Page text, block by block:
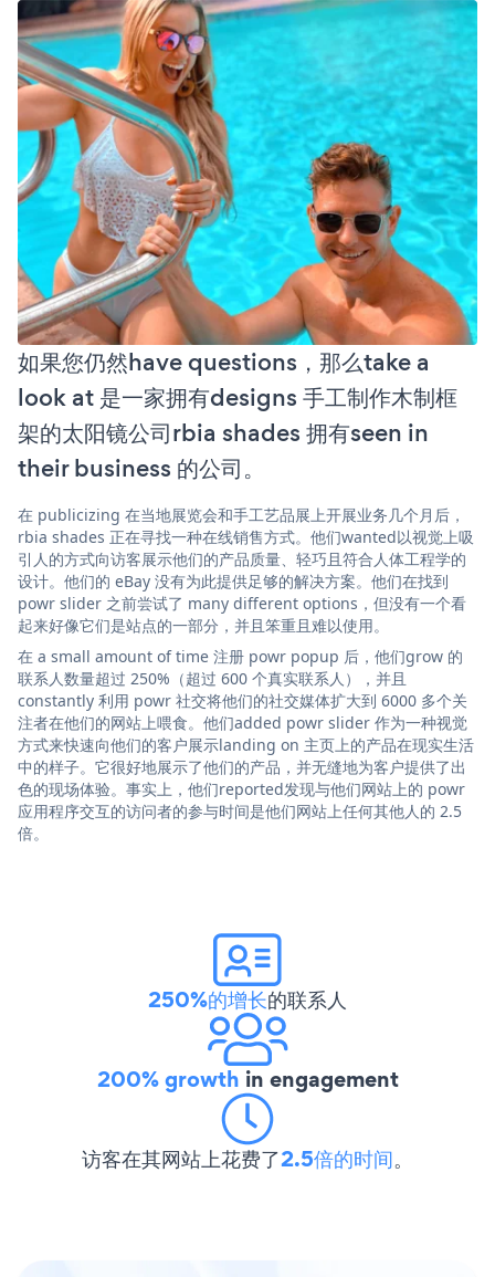
如果您仍然have questions，那么take a
look at 是一家拥有designs 手工制作木制框
架的太阳镜公司rbia shades 拥有seen in
their business 的公司。
在 publicizing 在当地展览会和手工艺品展上开展业务几个月后，
rbia shades 正在寻找一种在线销售方式。他们wanted以视觉上吸
引人的方式向访客展示他们的产品质量、轻巧且符合人体工程学的
设计。他们的 eBay 没有为此提供足够的解决方案。他们在找到
powr slider 之前尝试了 many different options，但没有一个看
起来好像它们是站点的一部分，并且笨重且难以使用。
在 a small amount of time 注册 powr popup 后，他们grow 的
联系人数量超过 250%（超过 600 个真实联系人），并且
constantly 利用 powr 社交将他们的社交媒体扩大到 6000 多个关
注者在他们的网站上喂食。他们added powr slider 作为一种视觉
方式来快速向他们的客户展示landing on 主页上的产品在现实生活
中的样子。它很好地展示了他们的产品，并无缝地为客户提供了出
色的现场体验。事实上，他们reported发现与他们网站上的 powr
应用程序交互的访问者的参与时间是他们网站上任何其他人的 2.5
倍。
250%的增长的联系人
200% growth in engagement
访客在其网站上花费了2.5倍的时间。